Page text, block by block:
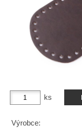
ks
Výrobce: